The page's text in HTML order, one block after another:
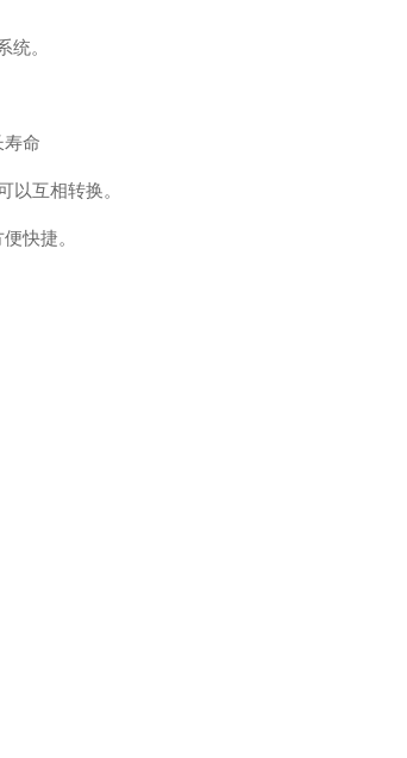
。
寿命
以互相转换。
快捷。